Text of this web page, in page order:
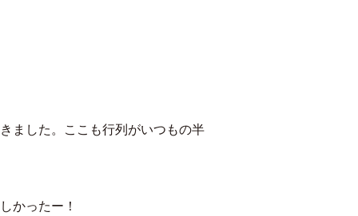
ました。ここも行列がいつもの半
かったー！